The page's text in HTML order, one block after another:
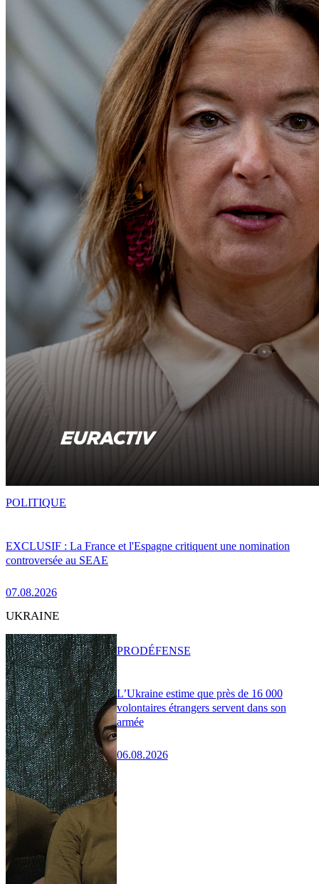
EXCLUSIF : La France et l'Espagne critiquent une nomination
controversée au SEAE
07.08.2026
POLITIQUE
UKRAINE
L’Ukraine estime que près de 16 000
volontaires étrangers servent dans son
armée
06.08.2026
PRODÉFENSE